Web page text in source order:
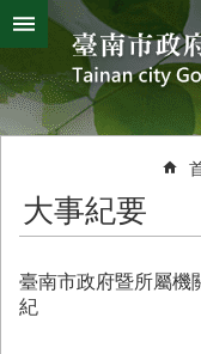
跳到主要內容區塊
搜
尋
進
階
搜
熱
字
颱
風
災
害
救
辦
大事紀要
臺南市政府暨所屬機
紀